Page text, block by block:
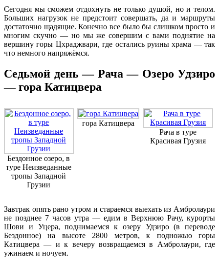
Сегодня мы сможем отдохнуть не только душой, но и телом.
Больших нагрузок не предстоит совершать, да и маршруты
достаточно щадящие. Конечно все было бы слишком просто и
многим скучно — но мы же совершим с вами поднятие на
вершину горы Цхраджвари, где остались руины храма — так
что немного напряжёмся.
Седьмой день — Рача — Озеро Удзиро
— гора Катицвера
Бездонное озеро, в
туре Неизведанные
тропы Западной
Грузии
гора Катицвера
Рача в туре
Красивая Грузия
Завтрак опять рано утром и стараемся выехать из Амбролаури
не позднее 7 часов утра — едим в Верхнюю Рачу, курорты
Шови и Уцера, поднимаемся к озеру Удзиро (в переводе
Бездонное) на высоте 2800 метров, к подножью горы
Катицвера — и к вечеру возвращаемся в Амбролаури, где
ужинаем и ночуем.